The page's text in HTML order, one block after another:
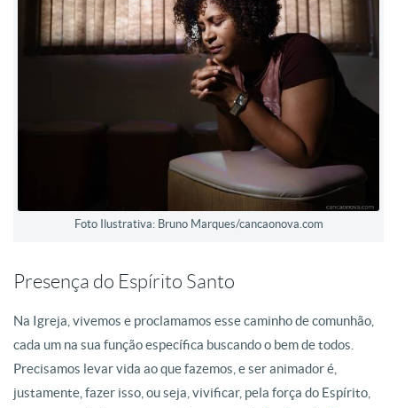
Foto Ilustrativa: Bruno Marques/cancaonova.com
Presença do Espírito Santo
Na Igreja, vivemos e proclamamos esse caminho de comunhão,
cada um na sua função específica buscando o bem de todos.
Precisamos levar vida ao que fazemos, e ser animador é,
justamente, fazer isso, ou seja, vivificar, pela força do Espírito,